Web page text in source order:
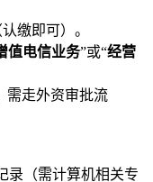
缴即可）。
值电信业务”或“经营
需走外资审批流
录（需计算机相关专